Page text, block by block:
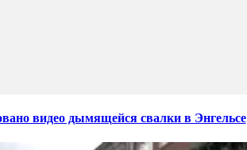
видео дымящейся свалки в Энгельсе